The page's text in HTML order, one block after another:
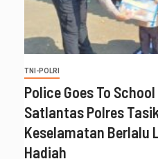
TNI-POLRI
Police Goes To
Satlantas Polres
Keselamatan Berlalu
Hadiah